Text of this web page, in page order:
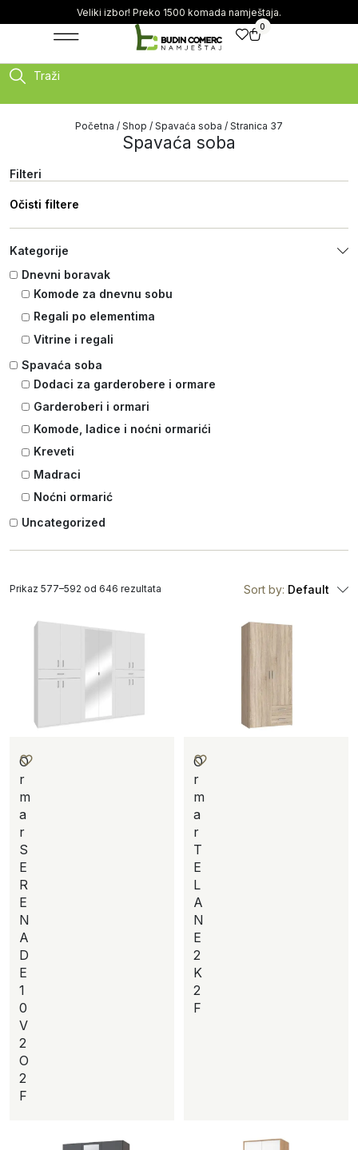
Veliki izbor! Preko 1500 komada namještaja.
0
Traži
Početna / Shop / Spavaća soba / Stranica 37
Spavaća soba
Filteri
Očisti filtere
Kategorije
Dnevni boravak
Komode za dnevnu sobu
Regali po elementima
Vitrine i regali
Spavaća soba
Dodaci za garderobere i ormare
Garderoberi i ormari
Komode, ladice i noćni ormarići
Kreveti
Madraci
Noćni ormarić
Uncategorized
Sort by: Default
O
r
m
a
r
S
E
R
E
N
A
D
E
1
0
V
2
O
2
F
O
r
m
a
r
T
E
L
A
N
E
2
K
2
F
Prikaz 577–592 od 646 rezultata